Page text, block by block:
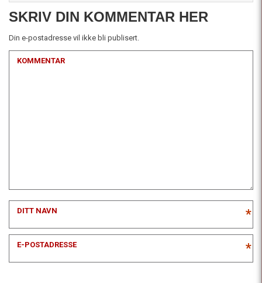
SKRIV DIN KOMMENTAR HER
Din e-postadresse vil ikke bli publisert.
KOMMENTAR
DITT NAVN *
E-POSTADRESSE *